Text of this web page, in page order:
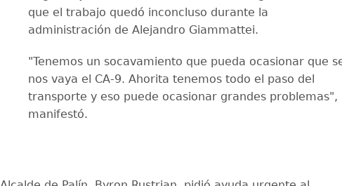
que el trabajo quedó inconcluso durante la
administración de Alejandro Giammattei.
"Tenemos un socavamiento que pueda ocasionar que
nos vaya el CA-9. Ahorita tenemos todo el paso del
transporte y eso puede ocasionar grandes problemas",
manifestó.